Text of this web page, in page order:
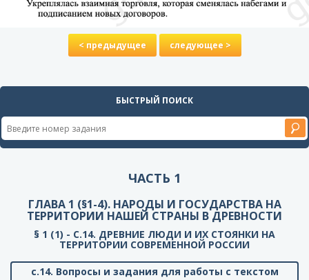
< предыдущее следующее >
БЫСТРЫЙ ПОИСК
ЧАСТЬ 1
ГЛАВА 1 (§1-4). НАРОДЫ И ГОСУДАРСТВА НА
ТЕРРИТОРИИ НАШЕЙ СТРАНЫ В ДРЕВНОСТИ
§ 1 (1) - C.14. ДРЕВНИЕ ЛЮДИ И ИХ СТОЯНКИ НА
ТЕРРИТОРИИ СОВРЕМЕННОЙ РОССИИ
с.14. Вопросы и задания для работы с текстом